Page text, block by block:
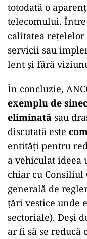
totodată o
telecomului.
calitatea
servicii sau
lent și fără
În concluzie,
exemplu de
eliminată sau
discutată este
entități pentru
a vehiculat ideea
chiar cu Consiliul
generală de
țări vestice unde
sectoriale). Deși
ar fi să se